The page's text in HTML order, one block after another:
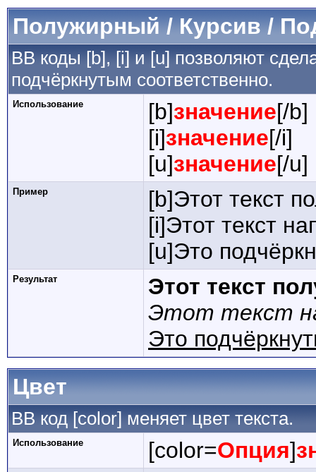
Полужирный / Курсив /
BB коды [b], [i] и [u] позволяют
подчёркнутым соответственно.
Использование [b]значение[/b]
[i]значение[/i]
[u]значение[/u]
Пример
[b]Этот текст
[i]Этот текст
[u]Это
Результат
Этот текст
Этот текст
Это
Цвет
BB код [color] меняет цвет текста.
Использование [color=Опция]